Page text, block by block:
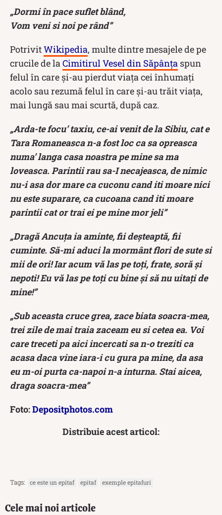
„Dormi în pace suflet blând,
Vom veni si noi pe rând”
PotrivitWikipedia, multe dintre mesajele de pe
crucile de la Cimitirul Vesel din Săpânța spun
felul în care și-au pierdut viața cei înhumați
acolo sau rezumă felul în care și-au trăit viața,
mai lungă sau mai scurtă, după caz.
„Arda-te focu’ taxiu, ce-ai venit de la Sibiu, cat e
Tara Romaneasca n-a fost loc ca sa opreasca
numa’ langa casa noastra pe mine sa ma
loveasca. Parintii rau sa-I necajeasca, de nimic
nu-i asa dor mare ca cuconu cand iti moare nici
nu este suparare, ca cucoana cand iti moare
parintii cat or trai ei pe mine mor jeli”
„Dragă Ancuța ia aminte, fii deșteaptă, fii
cuminte. Să-mi aduci la mormânt flori de sute si
mii de ori! Iar acum vă las pe toți, frate, soră și
nepoti! Eu vă las pe toți cu bine și să nu uitați de
mine!”
„Sub aceasta cruce grea, zace biata soacra-mea,
trei zile de mai traia zaceam eu si cetea ea. Voi
care treceti pa aici incercati sa n-o treziti ca
acasa daca vine iara-i cu gura pa mine, da asa
eu m-oi purta ca-napoi n-a inturna. Stai aicea,
draga soacra-mea”
Foto:Depositphotos.com
Distribuie acest articol:
Tags: ce este un epitaf epitaf exemple epitafuri
Cele mai noi articole